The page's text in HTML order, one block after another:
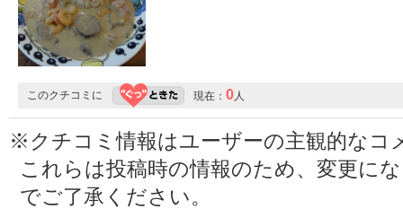
このクチコミに 現在： 0 人
※クチコミ情報はユーザーの主観的なコ
これらは投稿時の情報のため、変更に
でご了承ください。